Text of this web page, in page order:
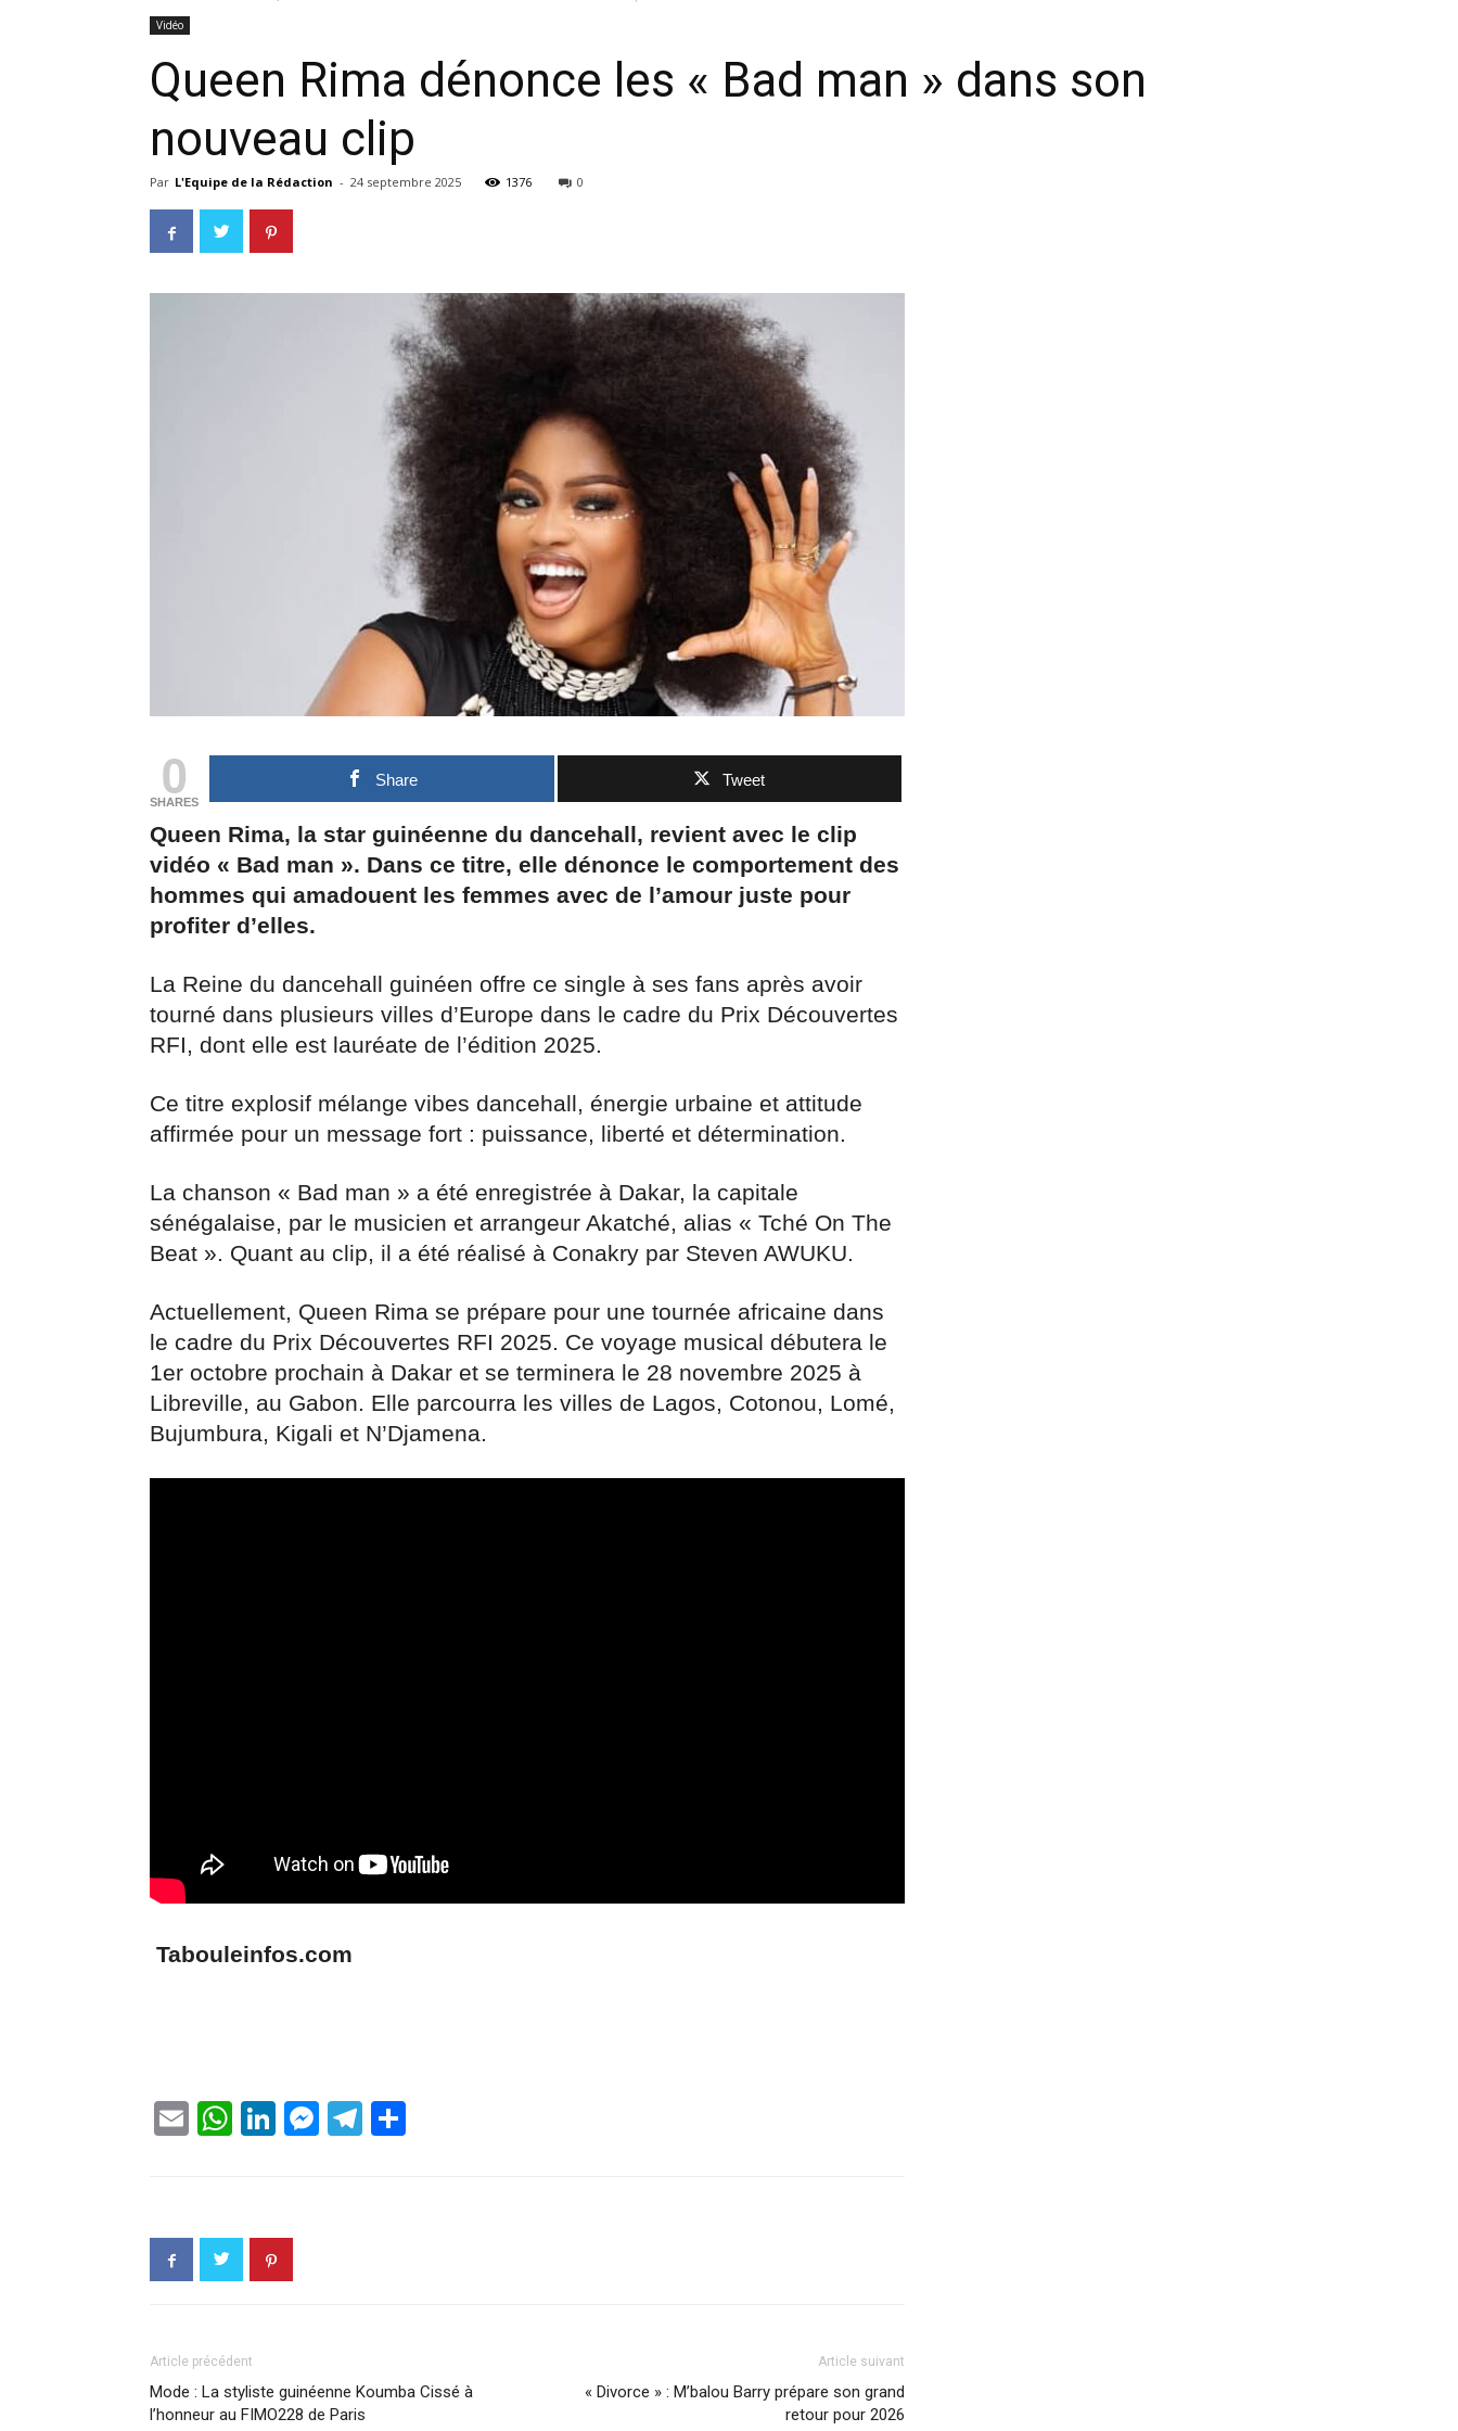
Vidéo
Queen Rima dénonce les « Bad man » dans son
nouveau clip
Par L'Equipe de la Rédaction - 24 septembre 2025 1376 0
0
SHARES
Share Tweet
Queen Rima, la star guinéenne du dancehall, revient avec le clip
vidéo « Bad man ». Dans ce titre, elle dénonce le comportement des
hommes qui amadouent les femmes avec de l’amour juste pour
profiter d’elles.
La Reine du dancehall guinéen offre ce single à ses fans après avoir
tourné dans plusieurs villes d’Europe dans le cadre du Prix Découvertes
RFI, dont elle est lauréate de l’édition 2025.
Ce titre explosif mélange vibes dancehall, énergie urbaine et attitude
affirmée pour un message fort : puissance, liberté et détermination.
La chanson « Bad man » a été enregistrée à Dakar, la capitale
sénégalaise, par le musicien et arrangeur Akatché, alias « Tché On The
Beat ». Quant au clip, il a été réalisé à Conakry par Steven AWUKU.
Actuellement, Queen Rima se prépare pour une tournée africaine dans
le cadre du Prix Découvertes RFI 2025. Ce voyage musical débutera le
1er octobre prochain à Dakar et se terminera le 28 novembre 2025 à
Libreville, au Gabon. Elle parcourra les villes de Lagos, Cotonou, Lomé,
Bujumbura, Kigali et N’Djamena.
Tabouleinfos.com
EmailWhatsApp
LinkedIn
Messenger
Telegram
Article précédent
Mode : La styliste guinéenne Koumba Cissé à
l’honneur au FIMO228 de Paris
Article suivant
« Divorce » : M’balou Barry prépare son grand
retour pour 2026